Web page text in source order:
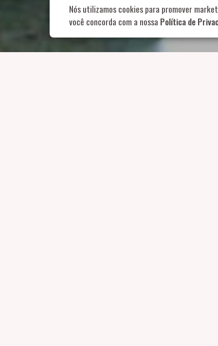
Nós utilizamos cookies para promover
você concorda com a nossa Política de